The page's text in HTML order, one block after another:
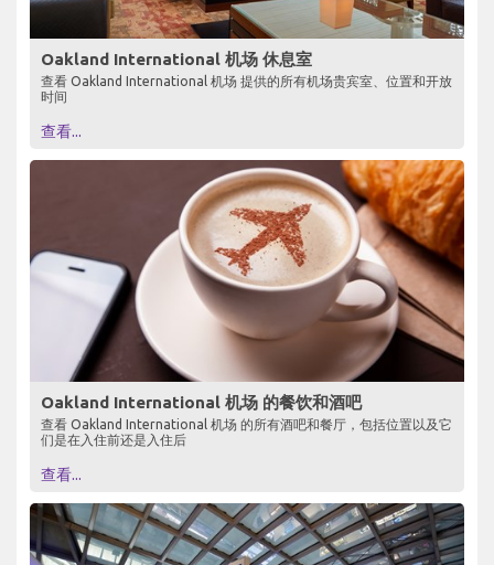
Oakland International 机场 休息室
查看 Oakland International 机场 提供的所有机场贵宾室、位置和开放
时间
查看...
Oakland International 机场 的餐饮和酒吧
查看 Oakland International 机场 的所有酒吧和餐厅，包括位置以及它
们是在入住前还是入住后
查看...